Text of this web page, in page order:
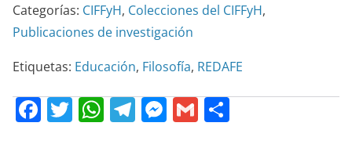
Categorías: CIFFyH, Colecciones del CIFFyH,
Publicaciones de investigación
Etiquetas: Educación, Filosofía, REDAFE
F T W T M G